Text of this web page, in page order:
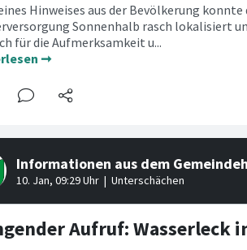
Hinweises aus der Bevölkerung
Sonnenhalb rasch lokalisiert
für die Aufmerksamkeit u...
➞
Aufruf: Wasserleck